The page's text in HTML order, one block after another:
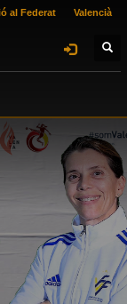
al Federat Valencià